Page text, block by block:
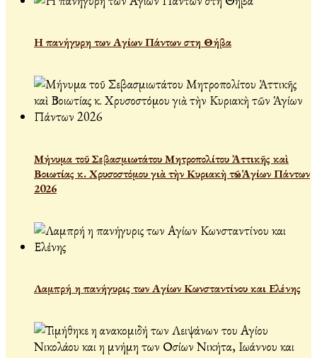
Η πανήγυρη των Αγίων Πάντων στη Θήβα
Μήνυμα τοῦ Σεβασμιωτάτου Μητροπολίτου Ἀττικῆς καὶ
Βοιωτίας κ. Χρυσοστόμου γιὰ τὴν Κυριακὴ τῶν Ἁγίων Πάντων
2026
Λαμπρή η πανήγυρις των Αγίων Κωνσταντίνου και Ελένης